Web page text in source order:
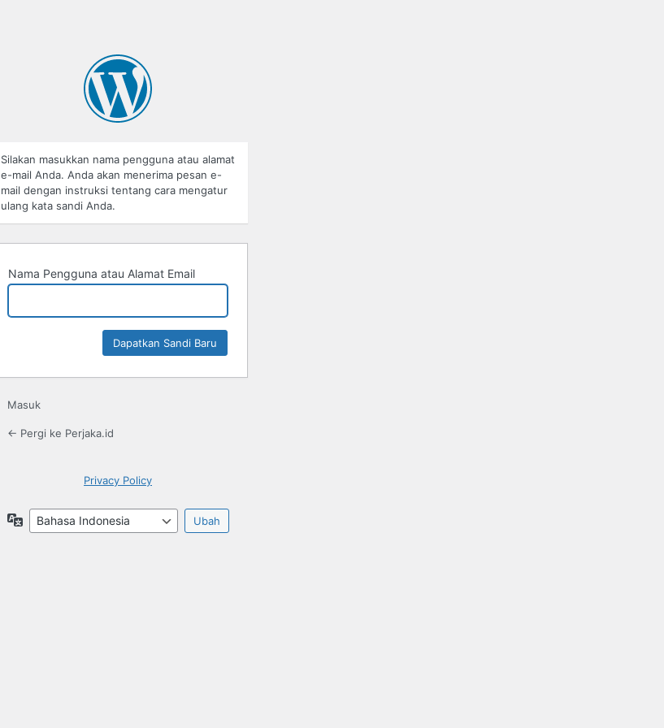
Silakan masukkan nama pengguna atau alamat
e-mail Anda. Anda akan menerima pesan e-
mail dengan instruksi tentang cara mengatur
ulang kata sandi Anda.
Nama Pengguna atau Alamat Email
Masuk
← Pergi ke Perjaka.id
Privacy Policy
Bahasa